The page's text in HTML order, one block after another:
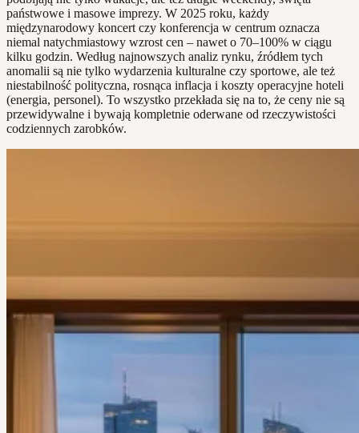
państwowe i masowe imprezy. W 2025 roku, każdy
międzynarodowy koncert czy konferencja w centrum oznacza
niemal natychmiastowy wzrost cen – nawet o 70–100% w ciągu
kilku godzin. Według najnowszych analiz rynku, źródłem tych
anomalii są nie tylko wydarzenia kulturalne czy sportowe, ale też
niestabilność polityczna, rosnąca inflacja i koszty operacyjne hoteli
(energia, personel). To wszystko przekłada się na to, że ceny nie są
przewidywalne i bywają kompletnie oderwane od rzeczywistości
codziennych zarobków.